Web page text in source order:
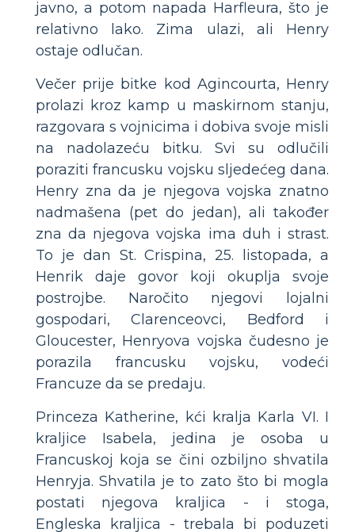
javno, a potom napada Harfleura, što je
relativno lako. Zima ulazi, ali Henry
ostaje odlučan.
Večer prije bitke kod Agincourta, Henry
prolazi kroz kamp u maskirnom stanju,
razgovara s vojnicima i dobiva svoje misli
na nadolazeću bitku. Svi su odlučili
poraziti francusku vojsku sljedećeg dana.
Henry zna da je njegova vojska znatno
nadmašena (pet do jedan), ali također
zna da njegova vojska ima duh i strast.
To je dan St. Crispina, 25. listopada, a
Henrik daje govor koji okuplja svoje
postrojbe. Naročito njegovi lojalni
gospodari, Clarenceovci, Bedford i
Gloucester, Henryova vojska čudesno je
porazila francusku vojsku, vodeći
Francuze da se predaju.
Princeza Katherine, kći kralja Karla VI. I
kraljice Isabela, jedina je osoba u
Francuskoj koja se čini ozbiljno shvatila
Henryja. Shvatila je to zato što bi mogla
postati njegova kraljica - i stoga,
Engleska kraljica - trebala bi poduzeti